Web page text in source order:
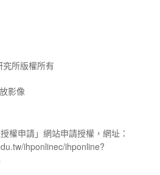
所版權所有
影像
權申請」網站申請授權，網址：
ihponlinec/ihponline?